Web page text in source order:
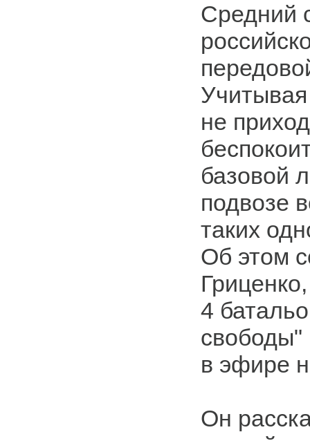
Средний
не
базовой
подвозе
таких
Об этом
4
свободы"
в эфире
Он